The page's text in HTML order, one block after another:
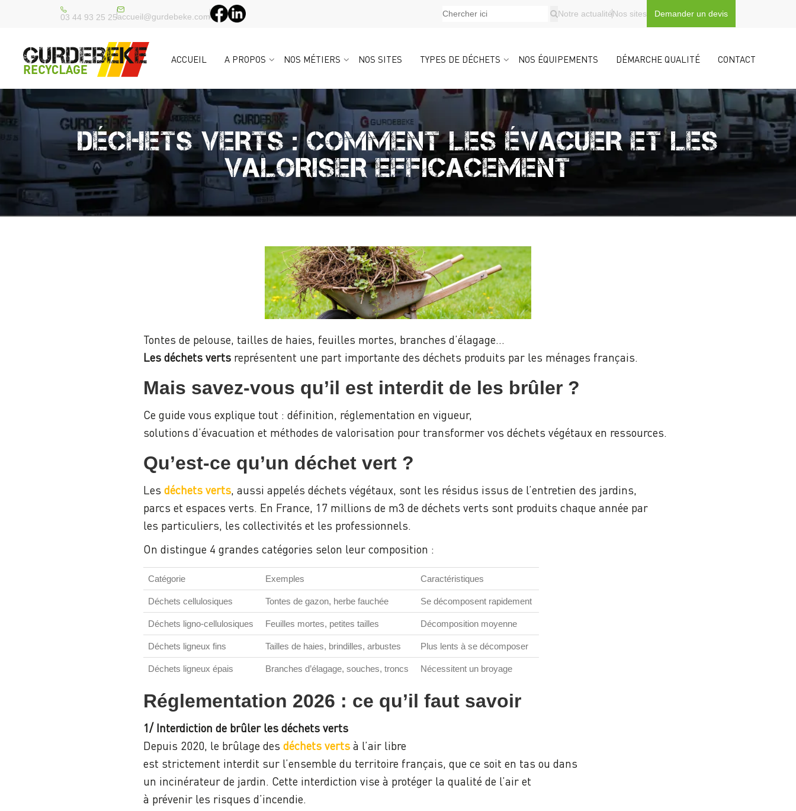
03 44 93 25 25accueil@gurdebeke.com Notre actualitéNos sites Demander un devis
ACCUEIL A PROPOS NOS MÉTIERS NOS SITES TYPES DE DÉCHETS NOS ÉQUIPEMENTS DÉMARCHE QUALITÉ CONTACT
DÉCHETS VERTS : COMMENT LES ÉVACUER ET LES
VALORISER EFFICACEMENT
Tontes de pelouse, tailles de haies, feuilles mortes, branches d’élagage…
Les déchets verts représentent une part importante des déchets produits par les ménages français.
Mais savez-vous qu’il est interdit de les brûler ?
Ce guide vous explique tout : définition, réglementation en vigueur,
solutions d’évacuation et méthodes de valorisation pour transformer vos déchets végétaux en ressources.
Qu’est-ce qu’un déchet vert ?
Lesdéchets verts, aussi appelés déchets végétaux, sont les résidus issus de l’entretien des jardins,
parcs et espaces verts. En France, 17 millions de m3 de déchets verts sont produits chaque année par
les particuliers, les collectivités et les professionnels.
On distingue 4 grandes catégories selon leur composition :
Catégorie Exemples Caractéristiques
Déchets cellulosiques Tontes de gazon, herbe fauchée Se décomposent rapidement
Déchets ligno-cellulosiques Feuilles mortes, petites tailles Décomposition moyenne
Déchets ligneux fins Tailles de haies, brindilles, arbustes Plus lents à se décomposer
Déchets ligneux épais Branches d’élagage, souches, troncs Nécessitent un broyage
Réglementation 2026 : ce qu’il faut savoir
1/ Interdiction de brûler les déchets verts
Depuis 2020, le brûlage desdéchets verts à l’air libre
est strictement interdit sur l’ensemble du territoire français, que ce soit en tas ou dans
un incinérateur de jardin. Cette interdiction vise à protéger la qualité de l’air et
à prévenir les risques d’incendie.